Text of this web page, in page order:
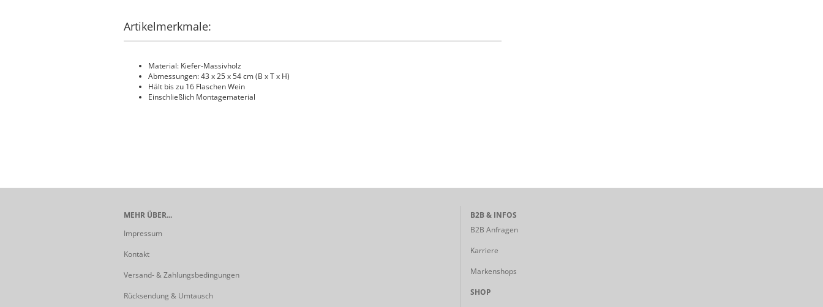
Artikelmerkmale:
Material: Kiefer-Massivholz
Abmessungen: 43 x 25 x 54 cm (B x T x H)
Hält bis zu 16 Flaschen Wein
Einschließlich Montagematerial
MEHR ÜBER...
Impressum
Kontakt
Versand- & Zahlungsbedingungen
Rücksendung & Umtausch
B2B & INFOS
B2B Anfragen
Karriere
Markenshops
SHOP